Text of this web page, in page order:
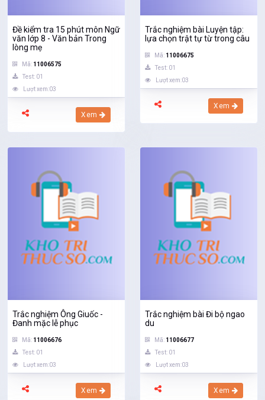
Đề kiểm tra 15 phút môn Ngữ
văn lớp 8 - Văn bản Trong
lòng mẹ
Mã: 11006575
Test: 01
Lượt xem:03
Xem
Trắc nghiệm bài Luyện tập:
lựa chọn trật tự từ trong câu
Mã: 11006675
Test: 01
Lượt xem:03
Xem
Trắc nghiệm Ông Giuốc -
Đanh mặc lễ phục
Mã: 11006676
Test: 01
Lượt xem:03
Xem
Trắc nghiệm bài Đi bộ ngao
du
Mã: 11006677
Test: 01
Lượt xem:03
Xem